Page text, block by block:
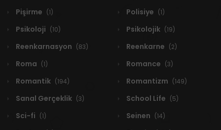
Pişirme (1) Polisiye (1)
Psikoloji (10) Psikolojik (19)
Reenkarnasyon (83) Reenkarne (2)
Roma (1) Romance (3)
Romantik (194) Romantizm (149)
Sanal Gerçeklik (3) School Life (5)
Sci-fi (1) Seinen (14)